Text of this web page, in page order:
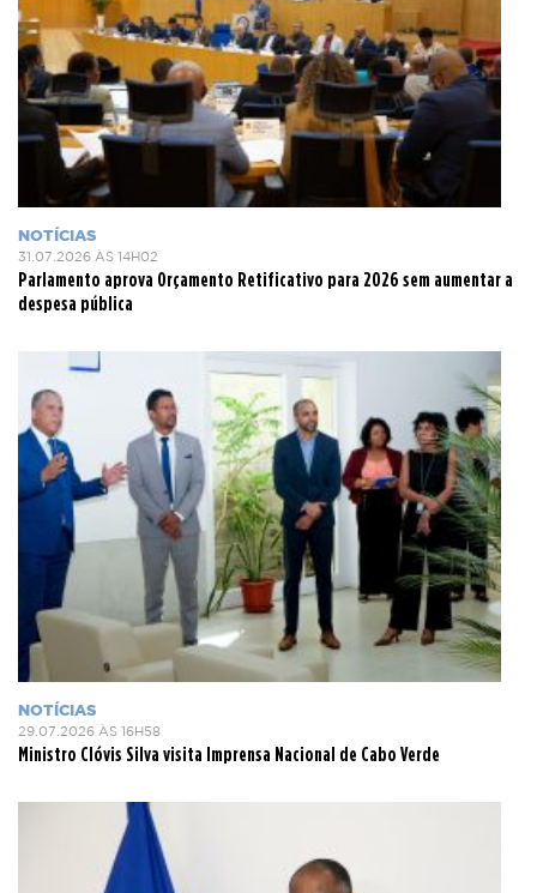
NOTÍCIAS
31.07.2026 ÀS 14H02
Parlamento aprova Orçamento Retificativo para 2026 sem aumentar a
despesa pública
NOTÍCIAS
29.07.2026 ÀS 16H58
Ministro Clóvis Silva visita Imprensa Nacional de Cabo Verde